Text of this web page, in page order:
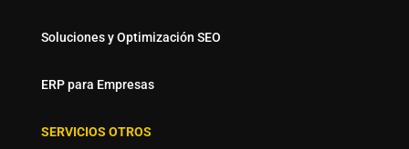
Soluciones y Optimización SEO
ERP para Empresas
SERVICIOS OTROS